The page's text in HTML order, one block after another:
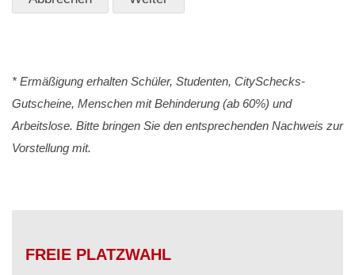
* Ermäßigung erhalten Schüler, Studenten, CitySchecks-
Gutscheine, Menschen mit Behinderung (ab 60%) und
Arbeitslose. Bitte bringen Sie den entsprechenden Nachweis zur
Vorstellung mit.
FREIE PLATZWAHL